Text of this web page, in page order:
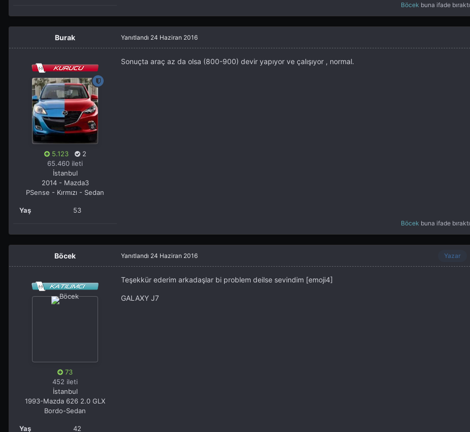
Böcek buna ifade bıraktı
Burak
5.123
2
65.460 ileti
İstanbul
2014 - Mazda3
PSense - Kırmızı - Sedan
Yaş 53
Yanıtlandı 24 Haziran 2016
Sonuçta araç az da olsa (800-900) devir yapıyor ve çalışıyor , normal.
Böcek buna ifade bıraktı
Böcek
73
452 ileti
İstanbul
1993-Mazda 626 2.0 GLX
Bordo-Sedan
Yaş 42
Yazar
Yanıtlandı 24 Haziran 2016
Teşekkür ederim arkadaşlar bi problem deilse sevindim [emoji4]
GALAXY J7